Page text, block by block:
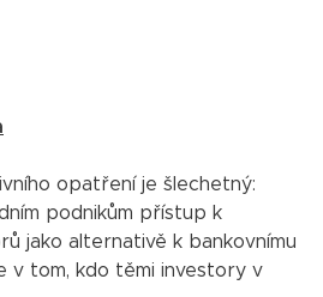
opatření je šlechetný:
podnikům přístup k
jako alternativě k bankovnímu
v tom, kdo těmi investory v